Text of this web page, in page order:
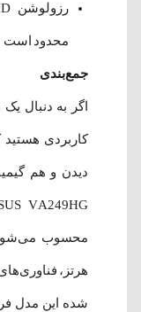
محدود است
جمع‌بندی
کاربردی هستید
دیدن و هم
هرتز،
شده این مدل